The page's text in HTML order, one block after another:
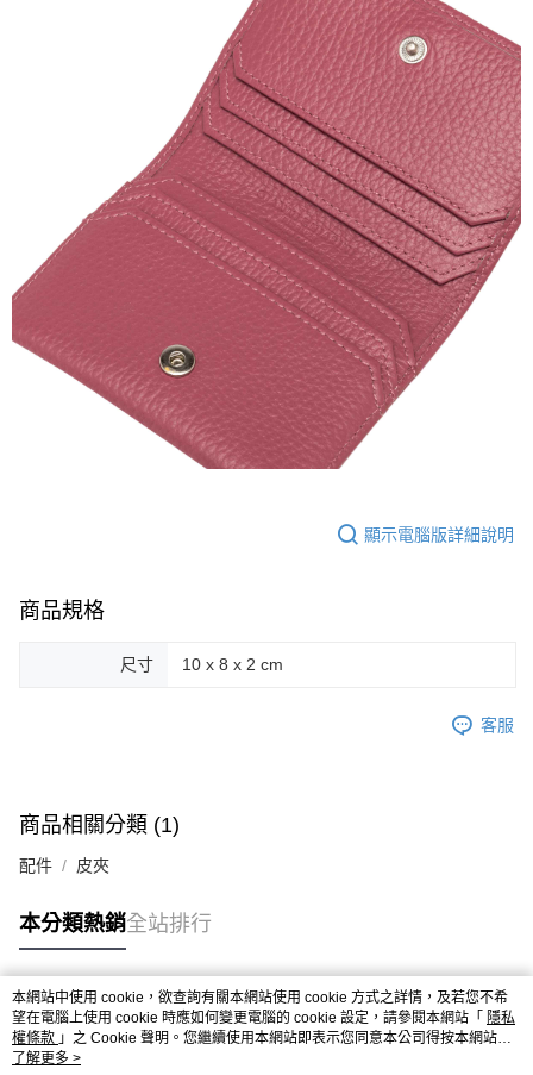
顯示電腦版詳細說明
商品規格
尺寸 10 x 8 x 2 cm
客服
商品相關分類 (1)
配件 皮夾
本分類熱銷全站排行
熱門標籤
本網站中使用 cookie，欲查詢有關本網站使用 cookie 方式之詳情，及若您不希
望在電腦上使用 cookie 時應如何變更電腦的 cookie 設定，請參閱本網站「 隱私
權條款 」之 Cookie 聲明。您繼續使用本網站即表示您同意本公司得按本網站使
用條款之 Cookie 聲明使用 cookie。
了解更多 >